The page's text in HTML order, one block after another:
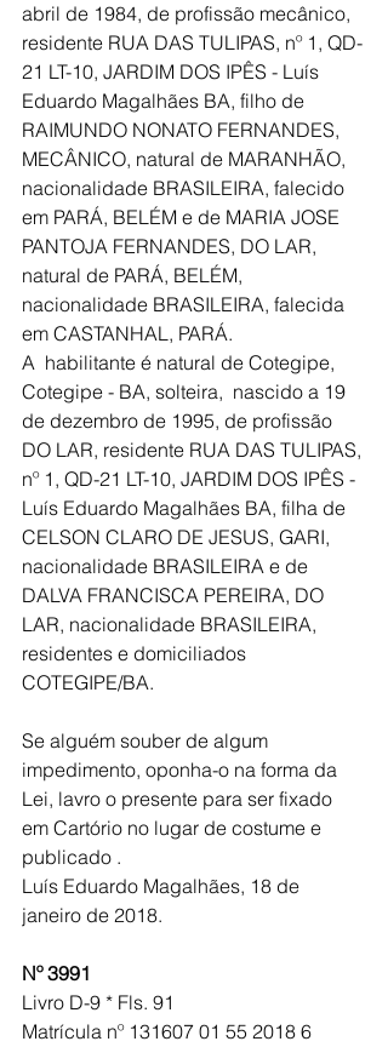
abril de 1984, de profissão mecânico,
residente RUA DAS TULIPAS, nº 1, QD-
21 LT-10, JARDIM DOS IPÊS - Luís
Eduardo Magalhães BA, filho de
RAIMUNDO NONATO FERNANDES,
MECÂNICO, natural de MARANHÃO,
nacionalidade BRASILEIRA, falecido
em PARÁ, BELÉM e de MARIA JOSE
PANTOJA FERNANDES, DO LAR,
natural de PARÁ, BELÉM,
nacionalidade BRASILEIRA, falecida
em CASTANHAL, PARÁ.
A  habilitante é natural de Cotegipe,
Cotegipe - BA, solteira,  nascido a 19
de dezembro de 1995, de profissão
DO LAR, residente RUA DAS TULIPAS,
nº 1, QD-21 LT-10, JARDIM DOS IPÊS -
Luís Eduardo Magalhães BA, filha de
CELSON CLARO DE JESUS, GARI,
nacionalidade BRASILEIRA e de
DALVA FRANCISCA PEREIRA, DO
LAR, nacionalidade BRASILEIRA,
residentes e domiciliados
COTEGIPE/BA.
Se alguém souber de algum
impedimento, oponha-o na forma da
Lei, lavro o presente para ser fixado
em Cartório no lugar de costume e
publicado .
Luís Eduardo Magalhães, 18 de
janeiro de 2018.
Nº 3991
Livro D-9 * Fls. 91
Matrícula nº 131607 01 55 2018 6